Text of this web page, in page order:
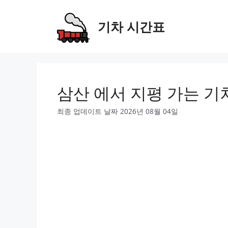
기차 시간표
삼산 에서 지평 가는 기
최종 업데이트 날짜 2026년 08월 04일